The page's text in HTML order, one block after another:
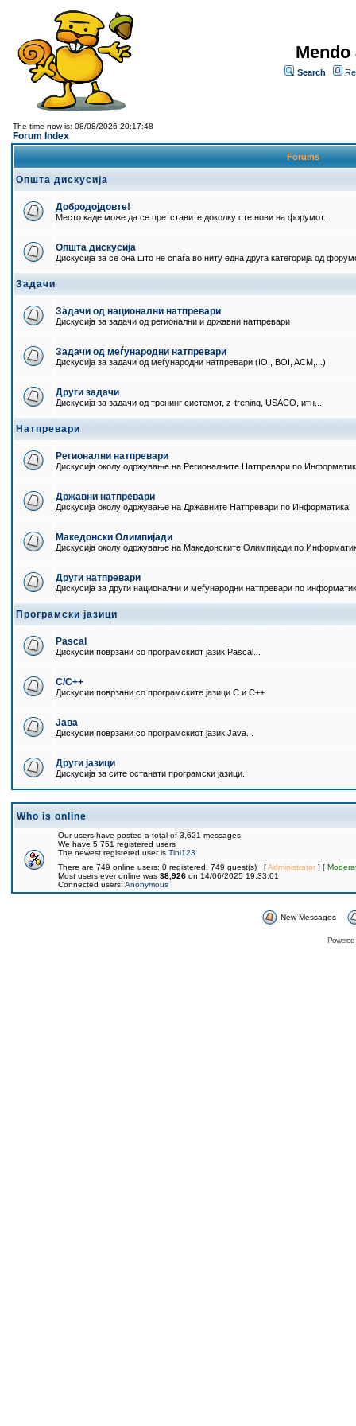
Search
The time now is: 08/08/2026 20:17:48
Forum Index
Forums
Општа дискусија
Добродојдовте!
Место каде може да се претставите доколку сте нови на форумот...
Општа дискусија
Дискусија за се она што не спаѓа во ниту една друга категорија од
Задачи
Задачи од национални натпревари
Дискусија за задачи од регионални и државни натпревари
Задачи од меѓународни натпревари
Дискусија за задачи од меѓународни натпревари (IOI, BOI, ACM,...)
Други задачи
Дискусија за задачи од тренинг системот, z-trening, USACO, итн...
Натпревари
Регионални натпревари
Дискусија околу одржување на Регионалните Натпревари по
Државни натпревари
Дискусија околу одржување на Државните Натпревари по Информатика
Македонски Олимпијади
Дискусија околу одржување на Македонските Олимпијади по
Други натпревари
Дискусија за други национални и меѓународни натпревари по
Програмски јазици
Pascal
Дискусии поврзани со програмскиот јазик Pascal...
C/C++
Дискусии поврзани со програмските јазици C и C++
Јава
Дискусии поврзани со програмскиот јазик Java...
Други јазици
Дискусија за сите останати програмски јазици..
Who is online
Our users have posted a total of 3,621 messages
We have 5,751 registered users
The newest registered user is Tini123
There are 749 online users: 0 registered, 749 guest(s) [Administrator] [
Most users ever online was 38,926 on 14/06/2025 19:33:01
Connected users: Anonymous
New Messages